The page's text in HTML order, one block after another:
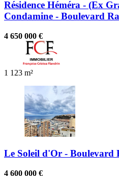
Résidence Héméra - (Ex
Condamine - Boulevard
4 650 000 €
1 123 m²
Le Soleil d'Or - Boulevard
4 600 000 €